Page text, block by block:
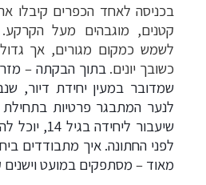
בכניסה לאחד הכפרים קיבלו
קטנים, מוגבהים מעל
לשמש כמקום מגורים, אך
כשובך יונים.בתוך הבקתה –
שמדובר במעין יחידת דיור,
לנער המתבגר פרטיות בתחילת
שיעבור
לפני החתונה. איך מתבודדים
מאוד – מסתפקים במועט וישנים